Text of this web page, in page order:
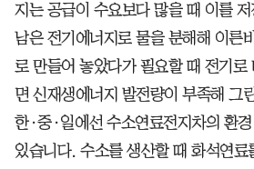
지는 공급이 수요보다 많을 때 이를
남은 전기에너지로 물을 분해해 이른
로 만들어 놓았다가 필요할 때 전기로
면 신재생에너지 발전량이 부족해 그
한·중·일에선 수소연료전지차의 환
있습니다. 수소를 생산할 때 화석연료